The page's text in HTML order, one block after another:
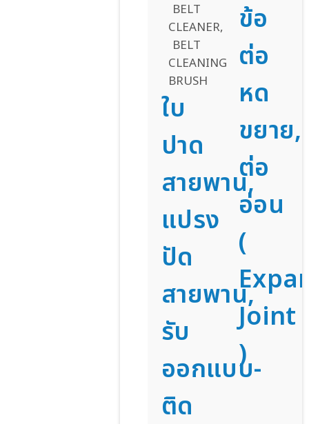
ใบ
ปาด
สายพาน,
แปรง
ปัด
สายพาน,
รับ
ออกแบบ-
ติด
ข้อ
ต่อ
หด
ขยาย
ต่อ
อ่อน
(
Joint
)